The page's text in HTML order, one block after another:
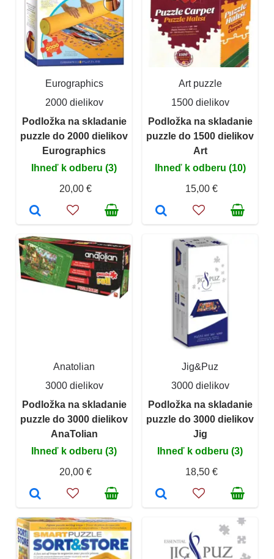
Eurographics
2000 dielikov
Podložka na skladanie
puzzle do 2000 dielikov
Eurographics
Ihneď k odberu (3)
20,00 €
Art puzzle
1500 dielikov
Podložka na skladanie
puzzle do 1500 dielikov
Art
Ihneď k odberu (10)
15,00 €
Anatolian
3000 dielikov
Podložka na skladanie
puzzle do 3000 dielikov
AnaTolian
Ihneď k odberu (3)
20,00 €
Jig&Puz
3000 dielikov
Podložka na skladanie
puzzle do 3000 dielikov
Jig
Ihneď k odberu (3)
18,50 €